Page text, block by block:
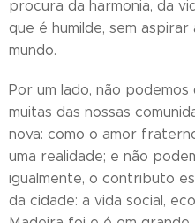
procura da harmonia, da
que é humilde, sem
mundo.
Por um lado, não
muitas das nossas
nova: como o amor
uma realidade; e não
igualmente, o contributo
da cidade: a vida social,